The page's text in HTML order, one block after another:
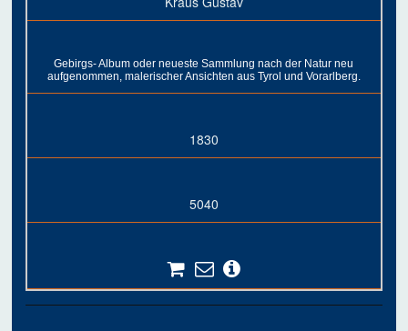
Gebirgs- Album oder neueste Sammlung nach der Natur neu
aufgenommen, malerischer Ansichten aus Tyrol und Vorarlberg.
1830
5040